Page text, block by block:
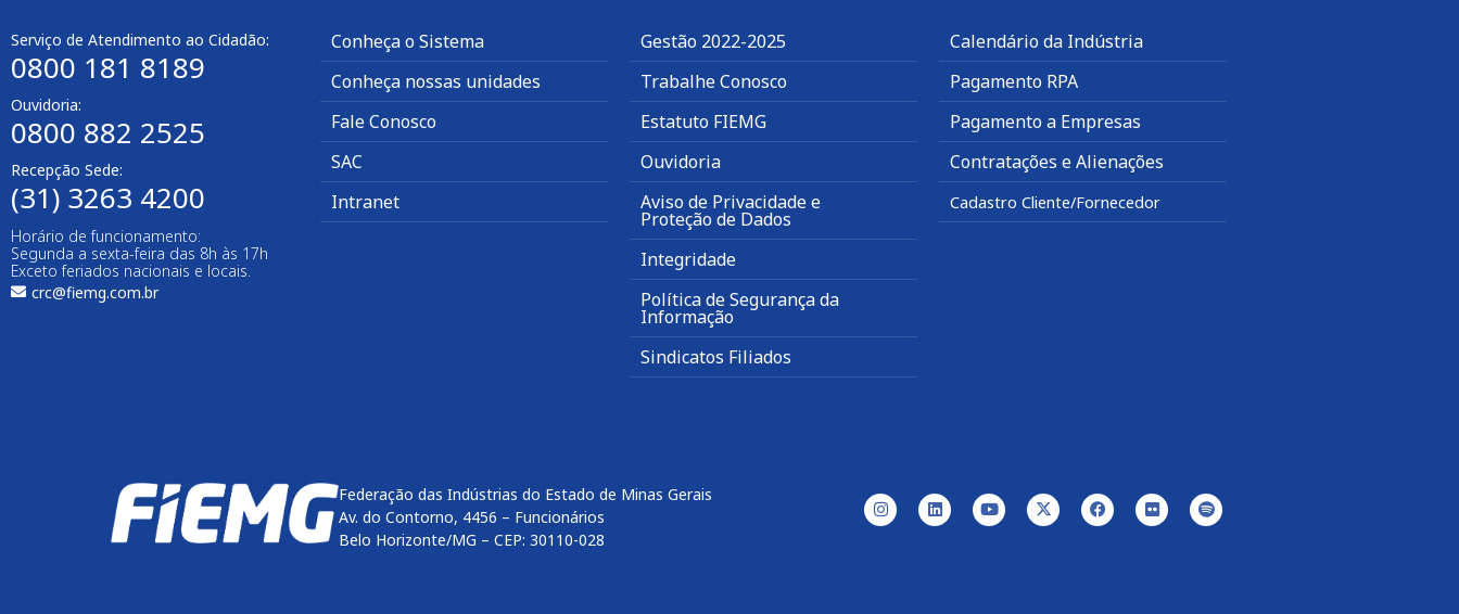
Serviço de Atendimento ao Cidadão:
0800 181 8189
Ouvidoria:
0800 882 2525
Recepção Sede:
(31) 3263 4200
Horário de funcionamento:
Segunda a sexta-feira das 8h às 17h
Exceto feriados nacionais e locais.
crc@fiemg.com.br
Conheça o Sistema
Conheça nossas unidades
Fale Conosco
SAC
Intranet
Gestão 2022-2025
Trabalhe Conosco
Estatuto FIEMG
Ouvidoria
Aviso de Privacidade e
Proteção de Dados
Integridade
Política de Segurança da
Informação
Sindicatos Filiados
Calendário da Indústria
Pagamento RPA
Pagamento a Empresas
Contratações e Alienações
Cadastro Cliente/Fornecedor
Federação das Indústrias do Estado de Minas Gerais
Av. do Contorno, 4456 – Funcionários
Belo Horizonte/MG – CEP: 30110-028
btn-02 btn-03 btn-04